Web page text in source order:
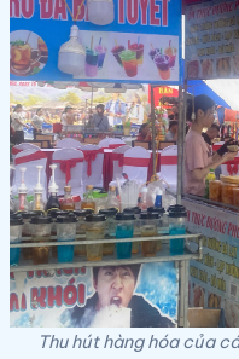
Thu hút hàng hóa của